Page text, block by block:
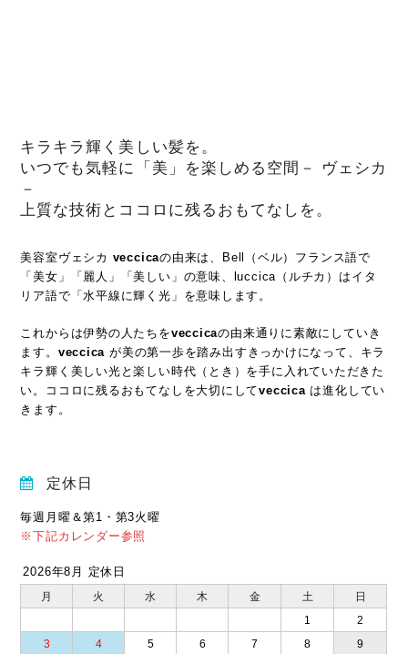
キラキラ輝く美しい髪を。
いつでも気軽に「美」を楽しめる空間－ ヴェシカ
－
上質な技術とココロに残るおもてなしを。
美容室ヴェシカ veccicaの由来は、Bell（ベル）フランス語で
「美女」「麗人」「美しい」の意味、luccica（ルチカ）はイタ
リア語で「水平線に輝く光」を意味します。
これからは伊勢の人たちをveccicaの由来通りに素敵にしていき
ます。 veccica が美の第一歩を踏み出すきっかけになって、キラ
キラ輝く美しい光と楽しい時代（とき）を手に入れていただきた
い。ココロに残るおもてなしを大切にしてveccica は進化してい
きます。
定休日
毎週月曜＆第1・第3火曜
※下記カレンダー参照
2026年8月 定休日
月 火 水 木 金 土
日
1
2
3
4 5 6 7 8
9